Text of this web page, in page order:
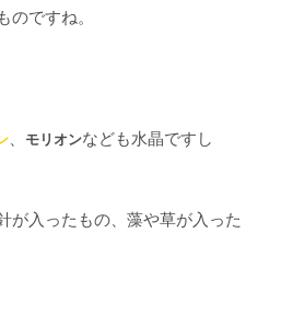
のですね。
、 モリオンなども水晶ですし
が入ったもの、藻や草が入った